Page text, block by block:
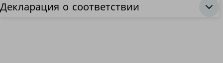
Декларация о соответствии